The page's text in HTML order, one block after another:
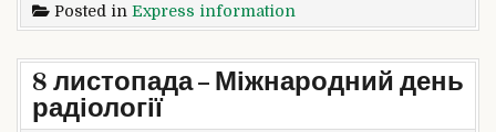
Posted in Express information
8 листопада – Міжнародний день
радіології